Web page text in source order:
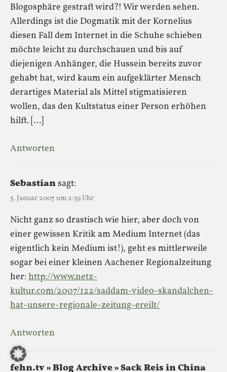
Blogosphäre gestraft wird?! Wir werden sehen.
Allerdings ist die Dogmatik mit der Kornelius
diesen Fall dem Internet in die Schuhe schieben
möchte leicht zu durchschauen und bis auf
diejenigen Anhänger, die Hussein bereits zuvor
gehabt hat, wird kaum ein aufgeklärter Mensch
derartiges Material als Mittel stigmatisieren
wollen, das den Kultstatus einer Person erhöhen
hilft. […]
Antworten
Sebastiansagt:
5. Januar 2007 um 2:39 Uhr
Nicht ganz so drastisch wie hier, aber doch von
einer gewissen Kritik am Medium Internet (das
eigentlich kein Medium ist!), geht es mittlerweile
sogar bei einer kleinen Aachener Regionalzeitung
her: http://www.netz-
kultur.com/2007/122/saddam-video-skandalchen-
hat-unsere-regionale-zeitung-ereilt/
Antworten
fehn.tv » Blog Archive » Sack Reis in China